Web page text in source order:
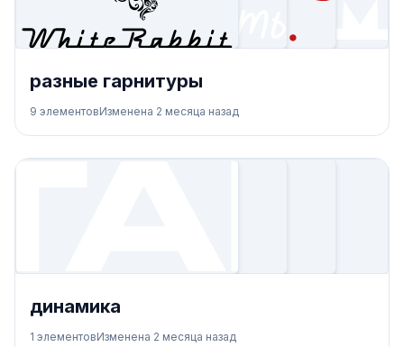
разные гарнитуры
9 элементовИзменена 2 месяца назад
динамика
1 элементовИзменена 2 месяца назад